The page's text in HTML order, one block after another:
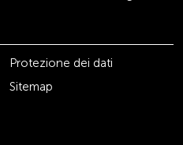
Protezione dei dati
Sitemap